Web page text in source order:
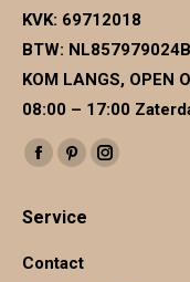
KVK: 69712018
BTW:
KOM LANGS, OPEN
08:00 – 17:00
Vind ons op:
Facebook
opens
Pinterest
opens
Instagram
Service
Contact